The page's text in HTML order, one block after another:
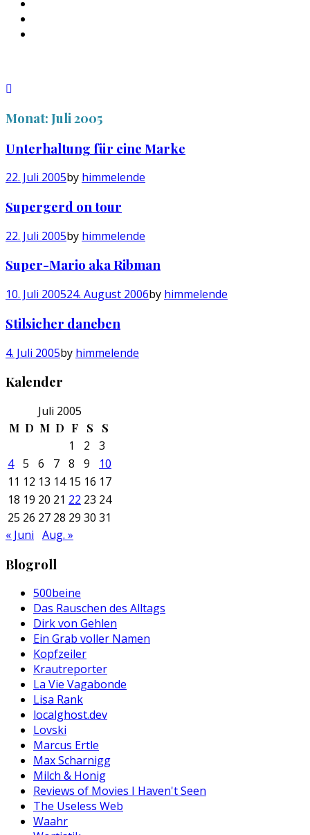
anzeigen
Monat: Juli 2005
Unterhaltung für eine Marke
22. Juli 2005by himmelende
Supergerd on tour
22. Juli 2005by himmelende
Super-Mario aka Ribman
10. Juli 200524. August 2006by himmelende
Stilsicher daneben
4. Juli 2005by himmelende
Kalender
Juli 2005
M D M D F S S
1 2
3
4 5 6 7 8 9
10
11 12 13 14 15 16 17
18 19 20 21 22 23 24
25 26 27 28 29 30 31
« Juni Aug. »
Blogroll
500beine
Das Rauschen des Alltags
Dirk von Gehlen
Ein Grab voller Namen
Kopfzeiler
Krautreporter
La Vie Vagabonde
Lisa Rank
localghost.dev
Lovski
Marcus Ertle
Max Scharnigg
Milch & Honig
Reviews of Movies I Haven't Seen
The Useless Web
Waahr